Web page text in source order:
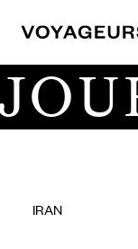
IRAN